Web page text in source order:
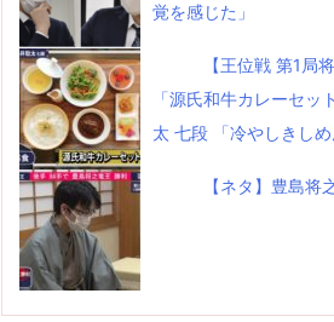
覚を感じた」
【王位戦 第1局
「源氏和牛カレーセ
太 七段 「冷やしきしめ
【ネタ】豊島将